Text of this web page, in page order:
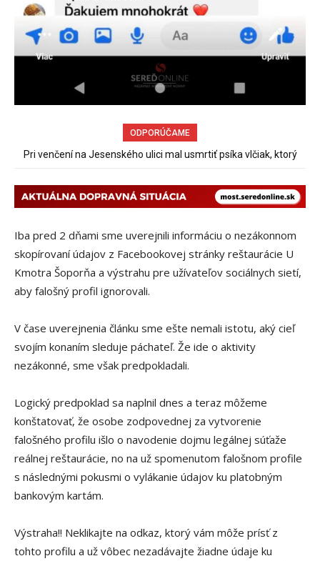
ODPORÚČAME
Sereď niekedy bola mestom s výborným napojením na
Iba pred 2 dňami sme uverejnili informáciu o nezákonnom
skopírovaní údajov z Facebookovej stránky reštaurácie U
Kmotra Šoporňa a výstrahu pre užívateľov sociálnych sietí,
aby falošný profil ignorovali.
V čase uverejnenia článku sme ešte nemali istotu, aký cieľ
svojím konaním sleduje páchateľ. Že ide o aktivity
nezákonné, sme však predpokladali.
Logický predpoklad sa naplnil dnes a teraz môžeme
konštatovať, že osobe zodpovednej za vytvorenie
falošného profilu išlo o navodenie dojmu legálnej súťaže
reálnej reštaurácie, no na už spomenutom falošnom profile
s následnými pokusmi o vylákanie údajov ku platobným
bankovým kartám.
Výstraha!! Neklikajte na odkaz, ktorý vám môže prísť z
tohto profilu a už vôbec nezadávajte žiadne údaje ku